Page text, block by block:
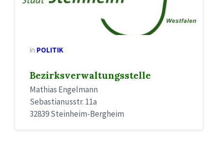
in POLITIK
Bezirksverwaltungsstelle
Mathias Engelmann
Sebastianusstr. 11a
32839 Steinheim-Bergheim